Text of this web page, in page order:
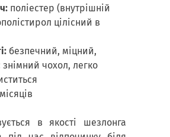
поліестер (внутрішній
цілісний в
безпечний, міцний,
чохол, легко
в якості шезлонга